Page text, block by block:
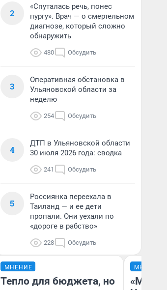
2
«Спуталась речь, понес
пургу». Врач — о смертельном
диагнозе, который сложно
обнаружить
480 Обсудить
3
Оперативная обстановка в
Ульяновской области за
неделю
254 Обсудить
4
ДТП в Ульяновской области
30 июля 2026 года: сводка
241 Обсудить
5
Россиянка переехала в
Таиланд — и ее дети
пропали. Они уехали по
«дороге в рабство»
228 Обсудить
МНЕНИЕ
Тепло для бюджета, но
МНЕНИЕ
«Мы